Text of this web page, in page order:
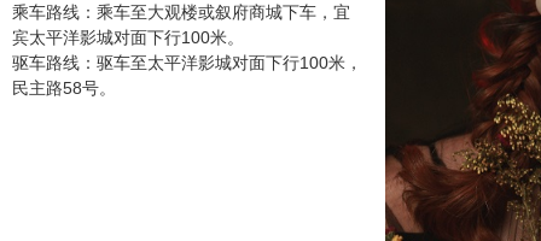
乘车路线：乘车至大观楼或叙府商城下车，宜
宾太平洋影城对面下行100米。
驱车路线：驱车至太平洋影城对面下行100米，
民主路58号。